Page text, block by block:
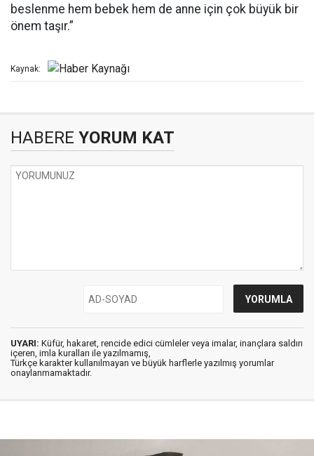
beslenme hem bebek hem de anne için çok büyük bir
önem taşır.”
Kaynak:
HABERE YORUM KAT
UYARI: Küfür, hakaret, rencide edici cümleler veya imalar, inançlara saldırı
içeren, imla kuralları ile yazılmamış,
Türkçe karakter kullanılmayan ve büyük harflerle yazılmış yorumlar
onaylanmamaktadır.